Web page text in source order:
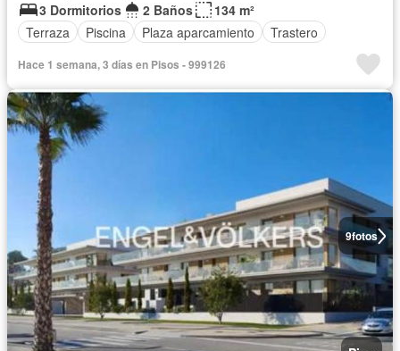
3 Dormitorios
2 Baños
134 m²
Terraza
Piscina Plaza aparcamiento Trastero
Hace 1 semana, 3 días en Pisos - 999126
9fotos